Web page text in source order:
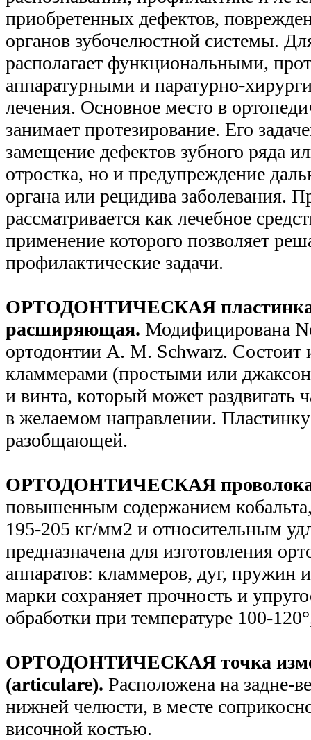
приобретенных дефектов,
органов зубочелюстной системы.
располагает функциональными,
аппаратурными и паратурно-
лечения. Основное место в
занимает протезирование. Его
замещение дефектов зубного ряда
отростка, но и предупреждение
органа или рецидива заболевания.
рассматривается как лечебное
применение которого позволяет
профилактические задачи.
ОРТОДОНТИЧЕСКАЯ
расширяющая. Модифицирована
ортодонтии А. М. Schwarz. Состоит
кламмерами (простыми или
и винта, который может раздвигать
в желаемом направлении.
разобщающей.
ОРТОДОНТИЧЕСКАЯ
повышенным содержанием
195-205 кг/мм2 и относительным
предназначена для изготовления
аппаратов: кламмеров, дуг, пружин
марки сохраняет прочность и
обработки при температуре 100-
ОРТОДОНТИЧЕСКАЯ точка
(articulare). Расположена на задне-
нижней челюсти, в месте
височной костью.